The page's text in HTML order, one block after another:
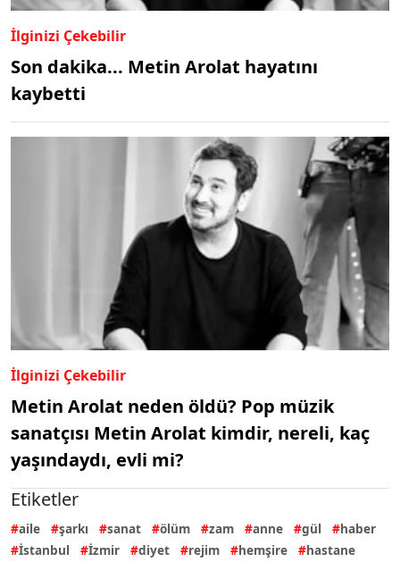
İlginizi Çekebilir
Son dakika... Metin Arolat hayatını
kaybetti
İlginizi Çekebilir
Metin Arolat neden öldü? Pop müzik
sanatçısı Metin Arolat kimdir, nereli, kaç
yaşındaydı, evli mi?
Etiketler
aile şarkı sanat ölüm zam anne gül
haber
İstanbul
İzmir diyet rejim hemşire hastane